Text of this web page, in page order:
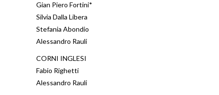
Gian Piero Fortini*
Silvia Dalla Libera
Stefania Abondio
Alessandro Rauli
CORNI INGLESI
Fabio Righetti
Alessandro Rauli